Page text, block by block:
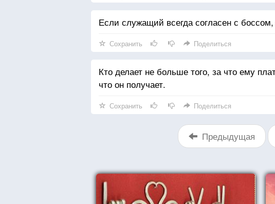
Если служащий всегда согласен с
Сохранить Поделиться
Кто делает не больше того, за что ему
что он получает.
Сохранить Поделиться
Предыдущая